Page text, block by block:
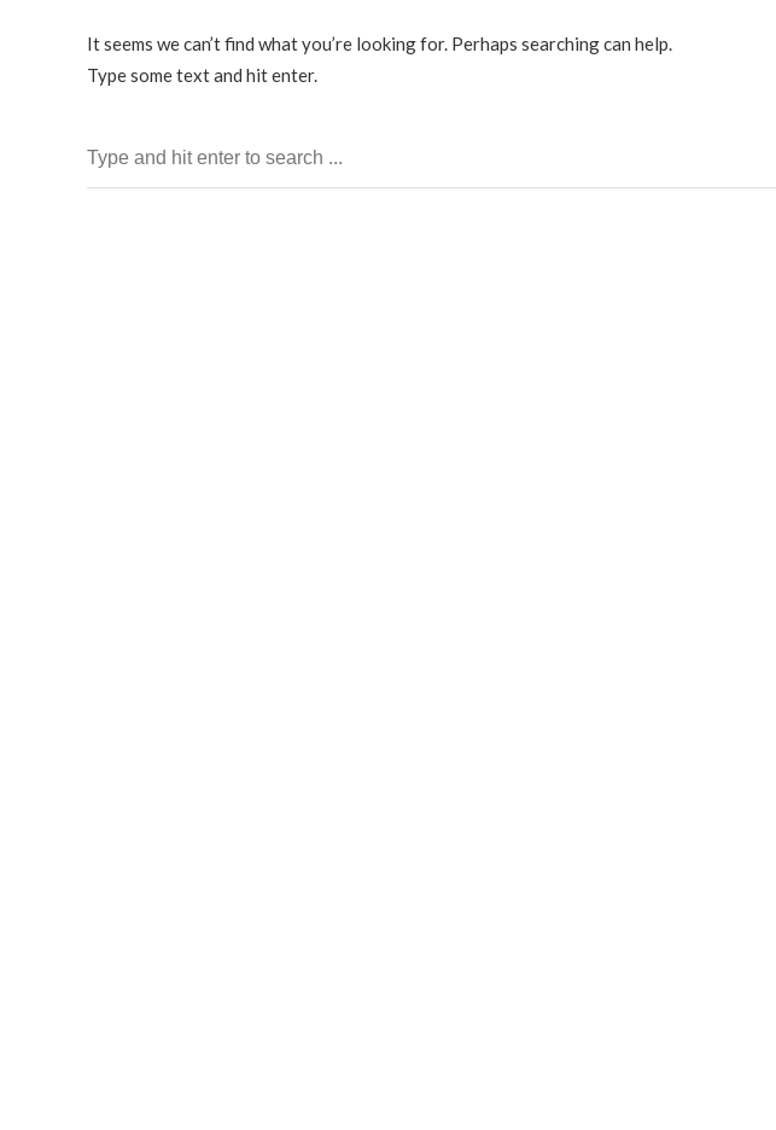
It seems we can’t find what you’re looking for. Perhaps searching can help.
Type some text and hit enter.